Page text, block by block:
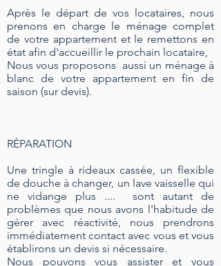
Après le départ de vos locataires, nous
prenons en charge le ménage complet
de votre appartement et le remettons en
état afin d'accueillir le prochain locataire,
Nous vous proposons aussi un ménage à
blanc de votre appartement en fin de
saison (sur devis).
RÉPARATION
Une tringle à rideaux cassée, un flexible
de douche à changer, un lave vaisselle qui
ne vidange plus .... sont autant de
problèmes que nous avons l'habitude de
gérer avec réactivité, nous prendrons
immédiatement contact avec vous et vous
établirons un devis si nécessaire.
Nous pouvons vous assister et vous